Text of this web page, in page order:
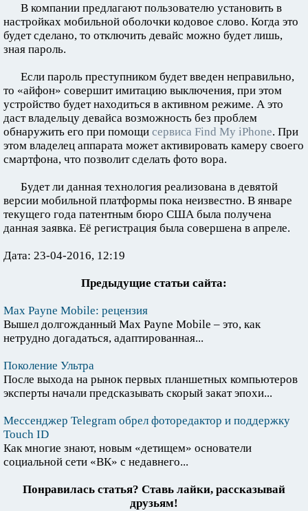
В компании предлагают пользователю установить в
настройках мобильной оболочки кодовое слово. Когда это
будет сделано, то отключить девайс можно будет лишь,
зная пароль.
Если пароль преступником будет введен неправильно,
то «айфон» совершит имитацию выключения, при этом
устройство будет находиться в активном режиме. А это
даст владельцу девайса возможность без проблем
обнаружить его при помощи сервиса Find My iPhone. При
этом владелец аппарата может активировать камеру своего
смартфона, что позволит сделать фото вора.
Будет ли данная технология реализована в девятой
версии мобильной платформы пока неизвестно. В январе
текущего года патентным бюро США была получена
данная заявка. Её регистрация была совершена в апреле.
Дата: 23-04-2016, 12:19
Предыдущие статьи сайта:
Max Payne Mobile: рецензия
Вышел долгожданный Max Payne Mobile – это, как
нетрудно догадаться, адаптированная...
Поколение Ультра
После выхода на рынок первых планшетных компьютеров
эксперты начали предсказывать скорый закат эпохи...
Мессенджер Telegram обрел фоторедактор и поддержку
Touch ID
Как многие знают, новым «детищем» основатели
социальной сети «ВК» с недавнего...
Понравилась статья? Ставь лайки, рассказывай
друзьям!